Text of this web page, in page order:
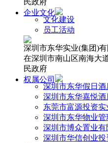
民政府
企业文化
文化建设
员工活动
深圳市东华实业(集团)
在深圳市南山区南海大
民政府
权属公司
深圳市东华假日酒
深圳市东华嘉悦酒
东莞市富源投资
深圳市东华物业
深圳市博众置业有
深圳市华信创业